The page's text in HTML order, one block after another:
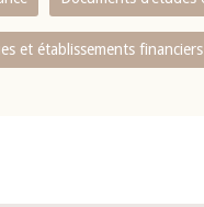
et établissements financiers